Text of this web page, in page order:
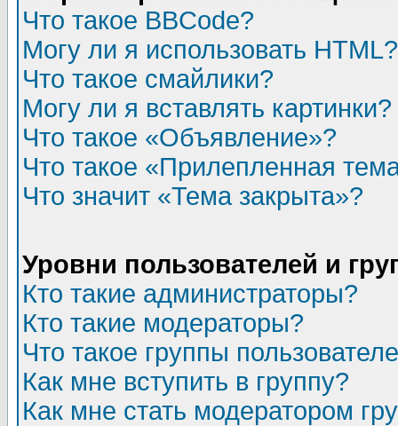
Что такое BBCode?
Могу ли я использовать HTML?
Что такое смайлики?
Могу ли я вставлять картинки?
Что такое «Объявление»?
Что такое «Прилепленная
Что значит «Тема закрыта»?
Уровни пользователей и
Кто такие администраторы?
Кто такие модераторы?
Что такое группы
Как мне вступить в группу?
Как мне стать модератором